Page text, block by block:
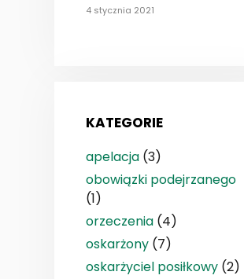
4 stycznia 2021
KATEGORIE
apelacja (3)
obowiązki podejrzanego
(1)
orzeczenia (4)
oskarżony (7)
oskarżyciel posiłkowy (2)